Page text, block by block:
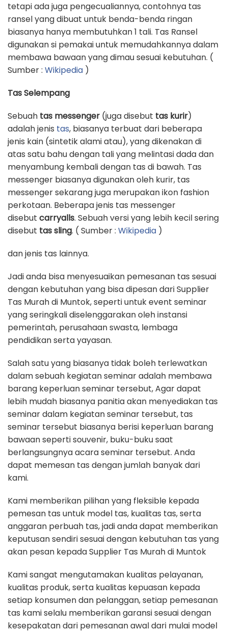
tetapi ada juga pengecualiannya, contohnya tas
ransel yang dibuat untuk benda-benda ringan
biasanya hanya membutuhkan 1 tali. Tas Ransel
digunakan si pemakai untuk memudahkannya dalam
membawa bawaan yang dimau sesuai kebutuhan. (
Sumber : Wikipedia )
Tas Selempang
Sebuah tas messenger (juga disebut tas kurir)
adalah jenis tas, biasanya terbuat dari beberapa
jenis kain (sintetik alami atau), yang dikenakan di
atas satu bahu dengan tali yang melintasi dada dan
menyambung kembali dengan tas di bawah. Tas
messenger biasanya digunakan oleh kurir, tas
messenger sekarang juga merupakan ikon fashion
perkotaan. Beberapa jenis tas messenger
disebut carryalls. Sebuah versi yang lebih kecil sering
disebut tas sling. ( Sumber : Wikipedia )
dan jenis tas lainnya.
Jadi anda bisa menyesuaikan pemesanan tas sesuai
dengan kebutuhan yang bisa dipesan dari Supplier
Tas Murah di Muntok, seperti untuk event seminar
yang seringkali diselenggarakan oleh instansi
pemerintah, perusahaan swasta, lembaga
pendidikan serta yayasan.
Salah satu yang biasanya tidak boleh terlewatkan
dalam sebuah kegiatan seminar adalah membawa
barang keperluan seminar tersebut, Agar dapat
lebih mudah biasanya panitia akan menyediakan tas
seminar dalam kegiatan seminar tersebut, tas
seminar tersebut biasanya berisi keperluan barang
bawaan seperti souvenir, buku-buku saat
berlangsungnya acara seminar tersebut. Anda
dapat memesan tas dengan jumlah banyak dari
kami.
Kami memberikan pilihan yang fleksible kepada
pemesan tas untuk model tas, kualitas tas, serta
anggaran perbuah tas, jadi anda dapat memberikan
keputusan sendiri sesuai dengan kebutuhan tas yang
akan pesan kepada Supplier Tas Murah di Muntok
Kami sangat mengutamakan kualitas pelayanan,
kualitas produk, serta kualitas kepuasan kepada
setiap konsumen dan pelanggan, setiap pemesanan
tas kami selalu memberikan garansi sesuai dengan
kesepakatan dari pemesanan awal dari mulai model